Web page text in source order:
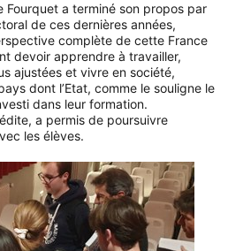
a terminé son propos par
de ces dernières années,
complète de cette France
devoir apprendre à travailler,
ajustées et vivre en société,
dont l’Etat, comme le souligne le
dans leur formation.
a permis de poursuivre
les élèves.